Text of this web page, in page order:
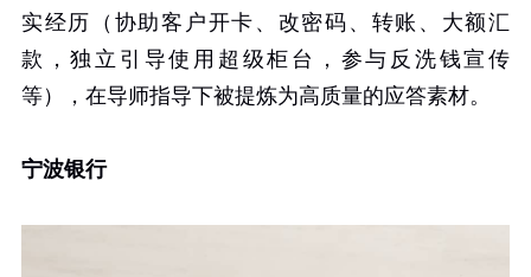
实经历（协助客户开卡、改密码、转账、大额汇
款，独立引导使用超级柜台，参与反洗钱宣传
等），在导师指导下被提炼为高质量的应答素材。
宁波银行